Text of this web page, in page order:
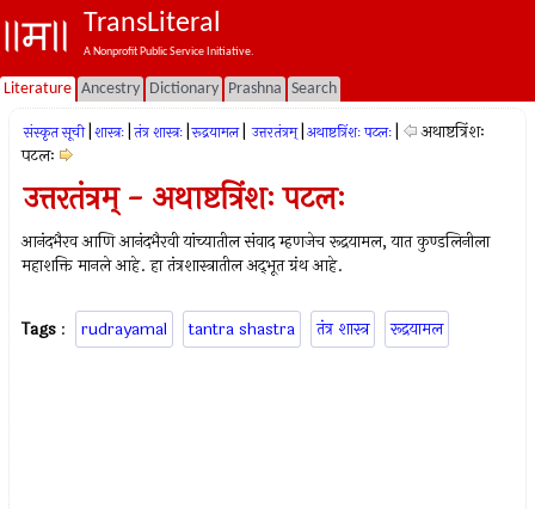
TransLiteral
A Nonprofit Public Service Initiative.
Literature Ancestry Dictionary Prashna Search
संस्कृत सूची शास्त्रः तंत्र शास्त्रः रूद्रयामल उत्तरतंत्रम् अथाष्टत्रिंशः पटलः
अथाष्टत्रिंशः
पटलः
उत्तरतंत्रम् - अथाष्टत्रिंशः पटलः
आनंदभैरव आणि आनंदभैरवी यांच्यातील संवाद म्हणजेच रूद्रयामल, यात कुण्डलिनीला
महाशक्ति मानले आहे. हा तंत्रशास्त्रातील अद्‍भूत ग्रंथ आहे.
Tags : rudrayamal tantra shastra तंत्र शास्त्र रूद्रयामल